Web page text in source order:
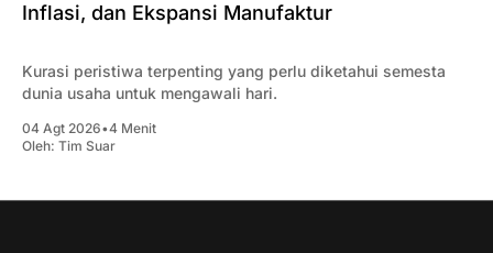
Inflasi, dan Ekspansi Manufaktur
Kurasi peristiwa terpenting yang perlu diketahui semesta
dunia usaha untuk mengawali hari.
04 Agt 2026•4 Menit
Oleh: Tim Suar